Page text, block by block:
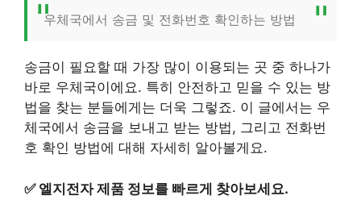
우체국에서 송금 및 전화번호 확인하는 방법
송금이 필요할 때 가장 많이 이용되는 곳 중 하나가
바로 우체국이에요. 특히 안전하고 믿을 수 있는 방
법을 찾는 분들에게는 더욱 그렇죠. 이 글에서는 우
체국에서 송금을 보내고 받는 방법, 그리고 전화번
호 확인 방법에 대해 자세히 알아볼게요.
✅ 엘지전자 제품 정보를 빠르게 찾아보세요.